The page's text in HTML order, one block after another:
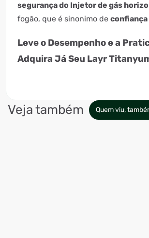
segurança do Injetor de gás
fogão, que é sinonimo de confiança
Leve o Desempenho e a
Adquira Já Seu Layr
Veja também Quem viu,